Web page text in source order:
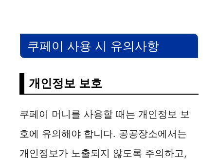
쿠페이 사용 시 유의사항
개인정보 보호
쿠페이 머니를 사용할 때는 개인정보 보
호에 유의해야 합니다. 공공장소에서는
개인정보가 노출되지 않도록 주의하고,